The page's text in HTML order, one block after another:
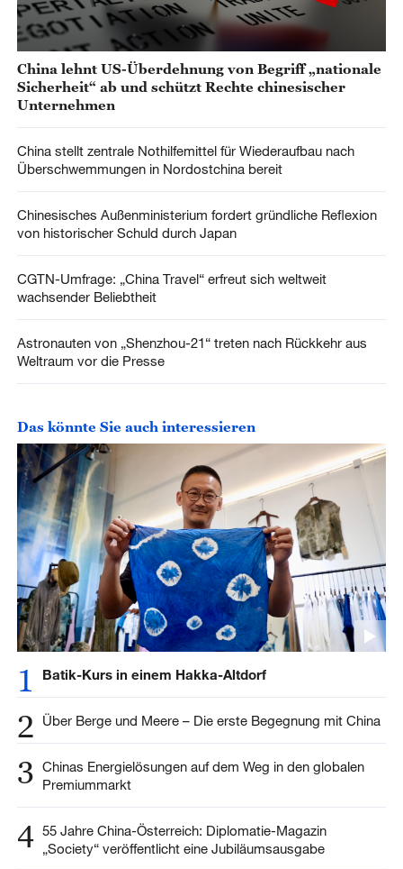
China lehnt US-Überdehnung von Begriff „nationale
Sicherheit“ ab und schützt Rechte chinesischer
Unternehmen
China stellt zentrale Nothilfemittel für Wiederaufbau nach
Überschwemmungen in Nordostchina bereit
Chinesisches Außenministerium fordert gründliche Reflexion
von historischer Schuld durch Japan
CGTN-Umfrage: „China Travel“ erfreut sich weltweit
wachsender Beliebtheit
Astronauten von „Shenzhou-21“ treten nach Rückkehr aus
Weltraum vor die Presse
Das könnte Sie auch interessieren
1 Batik-Kurs in einem Hakka-Altdorf
2 Über Berge und Meere – Die erste Begegnung mit China
3 Chinas Energielösungen auf dem Weg in den globalen
Premiummarkt
4 55 Jahre China-Österreich: Diplomatie-Magazin
„Society“ veröffentlicht eine Jubiläumsausgabe